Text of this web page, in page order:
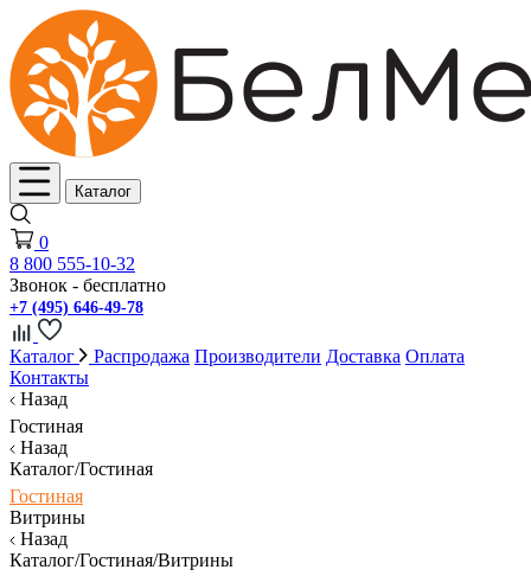
Каталог
0
8 800 555-10-32
Звонок - бесплатно
+7 (495) 646-49-78
Каталог Распродажа Производители Доставка Оплата
Контакты
Назад
Гостиная
Назад
Каталог/Гостиная
Гостиная
Витрины
Назад
Каталог/Гостиная/Витрины